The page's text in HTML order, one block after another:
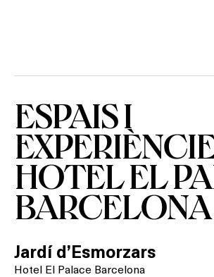
ESPAIS I
HOTEL EL
BARCELONA
Jardí d’Esmorzars
Hotel El Palace Barcelona